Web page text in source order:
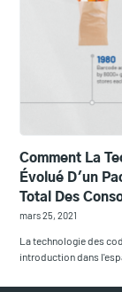
Comment La
Évolué D'un
Total Des
mars 25, 2021
La technologie des
introduction dans